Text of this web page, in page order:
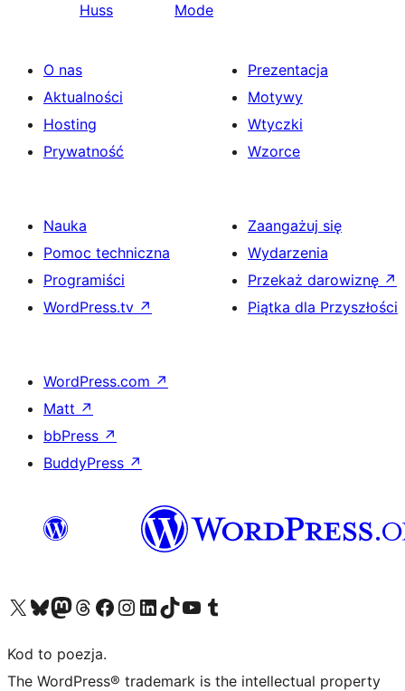
Huss
Mode
O nas
Aktualności
Hosting
Prywatność
Prezentacja
Motywy
Wtyczki
Wzorce
Nauka
Pomoc techniczna
Programiści
WordPress.tv ↗
Zaangażuj się
Wydarzenia
Przekaż darowiznę ↗
Piątka dla Przyszłości
WordPress.com ↗
Matt ↗
bbPress ↗
BuddyPress ↗
Odwiedź nasze konto X (dawniej Twitter)
Odwiedź nasze konto Bluesky
Odwiedź nasze konto na Mastodoncie
Odwiedź naszego Threadsa
Odwiedź naszego Facebooka
Odwiedź nasze konto na Instagramie
Odwiedź nasze konto na LinkedIn
Odwiedź naszego TikToka
Odwiedź nasz kanał YouTube
Odwiedź naszego Tumblra
Kod to poezja.
The WordPress® trademark is the intellectual property